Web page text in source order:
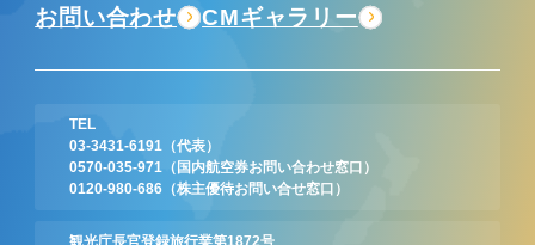
TEL
03-3431-6191
（代表）
0570-035-971
（国内航空券お問い合わせ窓口）
0120-980-686 （株主優待お問い合せ窓口）
観光庁長官登録旅行業第1872号
お問い合わせ
CMギャラリー